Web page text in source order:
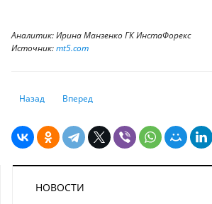
Аналитик: Ирина Манзенко ГК ИнстаФорекс
Источник:mt5.com
Предыдущий: Названы казахстанские
Назад Следующий: Нацбанк сохранил
Вперед
НОВОСТИ